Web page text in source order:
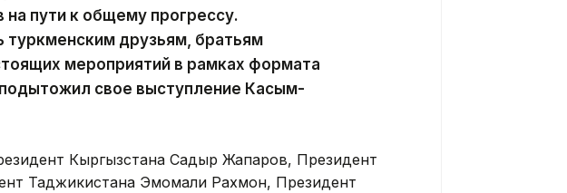
пути к общему прогрессу.
туркменским друзьям, братьям
мероприятий в рамках формата
свое выступление Касым-
Кыргызстана Садыр Жапаров, Президент
Таджикистана Эмомали Рахмон, Президент